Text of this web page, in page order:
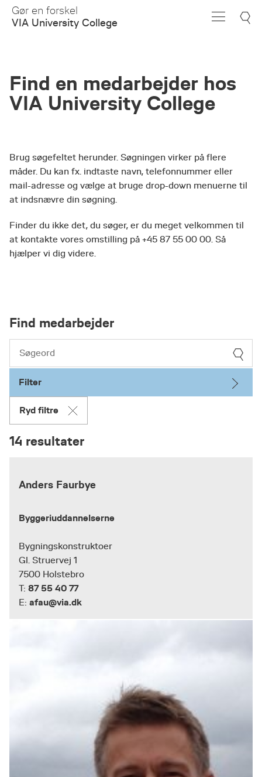
Skip
Main
Gør en forskel
VIA University College
Find en medarbejder hos
VIA University College
Brug søgefeltet herunder. Søgningen virker på flere
måder. Du kan fx. indtaste navn, telefonnummer eller
mail-adresse og vælge at bruge drop-down menuerne til
at indsnævre din søgning.
Finder du ikke det, du søger, er du meget velkommen til
at kontakte vores omstilling på +45 87 55 00 00. Så
hjælper vi dig videre.
Find medarbejder
Filter
Ryd filtre
14 resultater
Anders Faurbye
Byggeriuddannelserne
Bygningskonstruktoer
Gl. Struervej 1
7500 Holstebro
T: 87 55 40 77
E: afau@via.dk